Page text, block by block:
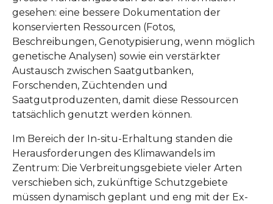
gesehen: eine bessere Dokumentation der
konservierten Ressourcen (Fotos,
Beschreibungen, Genotypisierung, wenn möglich
genetische Analysen) sowie ein verstärkter
Austausch zwischen Saatgutbanken,
Forschenden, Züchtenden und
Saatgutproduzenten, damit diese Ressourcen
tatsächlich genutzt werden können.
Im Bereich der In-situ-Erhaltung standen die
Herausforderungen des Klimawandels im
Zentrum: Die Verbreitungsgebiete vieler Arten
verschieben sich, zukünftige Schutzgebiete
müssen dynamisch geplant und eng mit der Ex-